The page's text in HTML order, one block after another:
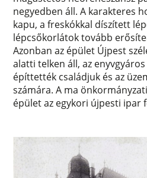
negyedben áll. A karakteres
kapu, a freskókkal díszített
lépcsőkorlátok tovább
Azonban az épület Újpest
alatti telken áll, az
építtették családjuk és az
számára. A ma
épület az egykori újpesti ipar